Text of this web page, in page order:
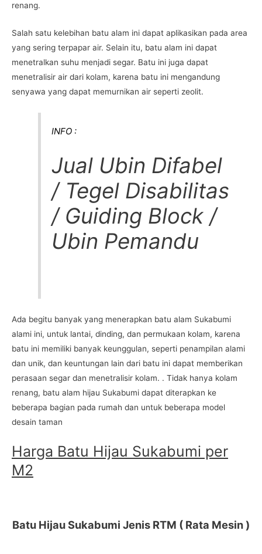
renang.
Salah satu kelebihan batu alam ini dapat aplikasikan pada area
yang sering terpapar air. Selain itu, batu alam ini dapat
menetralkan suhu menjadi segar. Batu ini juga dapat
menetralisir air dari kolam, karena batu ini mengandung
senyawa yang dapat memurnikan air seperti zeolit.
INFO :
Jual Ubin Difabel
/ Tegel Disabilitas
/ Guiding Block /
Ubin Pemandu
Ada begitu banyak yang menerapkan batu alam Sukabumi
alami ini, untuk lantai, dinding, dan permukaan kolam, karena
batu ini memiliki banyak keunggulan, seperti penampilan alami
dan unik, dan keuntungan lain dari batu ini dapat memberikan
perasaan segar dan menetralisir kolam. . Tidak hanya kolam
renang, batu alam hijau Sukabumi dapat diterapkan ke
beberapa bagian pada rumah dan untuk beberapa model
desain taman
Harga Batu Hijau Sukabumi per
M2
Batu Hijau Sukabumi Jenis RTM ( Rata Mesin )